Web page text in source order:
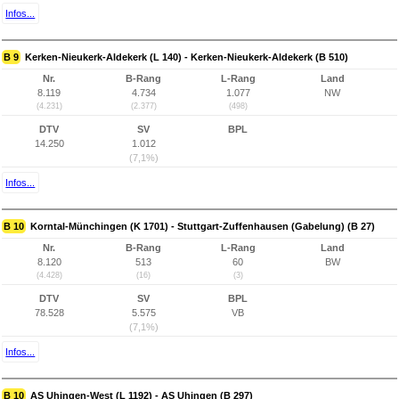
Infos...
B 9 Kerken-Nieukerk-Aldekerk (L 140) - Kerken-Nieukerk-Aldekerk (B 510)
Nr.
8.119
(4.231)
B-Rang
4.734
(2.377)
L-Rang
1.077
(498)
Land
NW
DTV
14.250
SV
1.012
(7,1%)
BPL
Infos...
B 10 Korntal-Münchingen (K 1701) - Stuttgart-Zuffenhausen (Gabelung) (B 27)
Nr.
8.120
(4.428)
B-Rang
513
(16)
L-Rang
60
(3)
Land
BW
DTV
78.528
SV
5.575
(7,1%)
BPL
VB
Infos...
B 10 AS Uhingen-West (L 1192) - AS Uhingen (B 297)